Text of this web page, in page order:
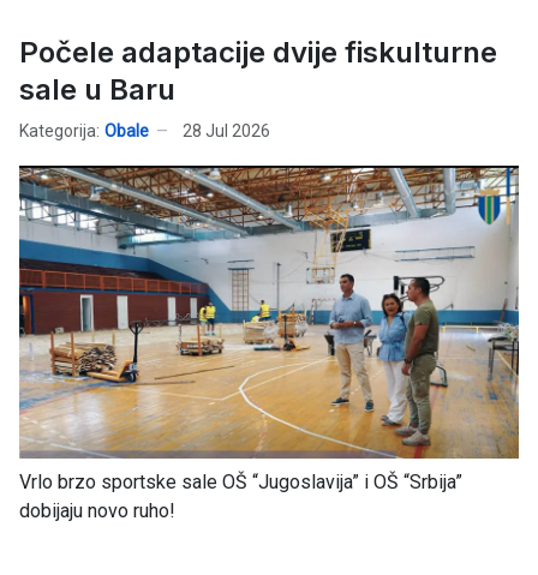
Počele adaptacije dvije fiskulturne
sale u Baru
Kategorija: Obale 28 Jul 2026
Vrlo brzo sportske sale OŠ “Jugoslavija” i OŠ “Srbija”
dobijaju novo ruho!